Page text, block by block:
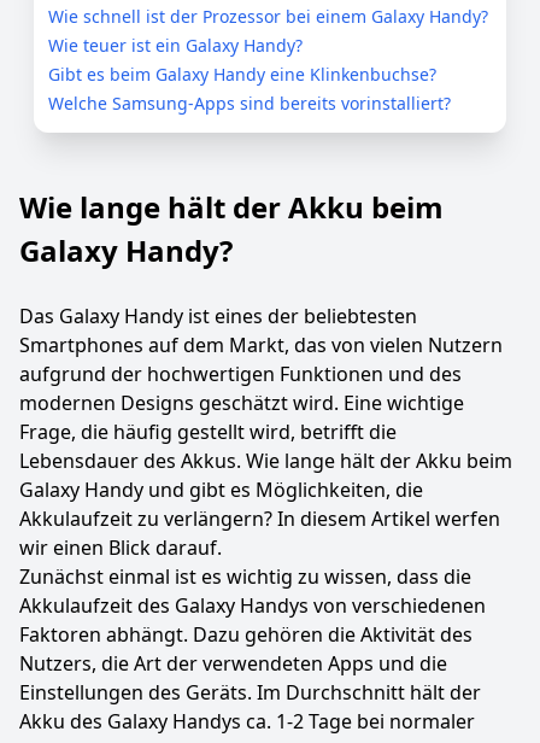
Wie schnell ist der Prozessor bei einem Galaxy Handy?
Wie teuer ist ein Galaxy Handy?
Gibt es beim Galaxy Handy eine Klinkenbuchse?
Welche Samsung-Apps sind bereits vorinstalliert?
Wie lange hält der Akku beim
Galaxy Handy?
Das Galaxy Handy ist eines der beliebtesten
Smartphones auf dem Markt, das von vielen Nutzern
aufgrund der hochwertigen Funktionen und des
modernen Designs geschätzt wird. Eine wichtige
Frage, die häufig gestellt wird, betrifft die
Lebensdauer des Akkus. Wie lange hält der Akku beim
Galaxy Handy und gibt es Möglichkeiten, die
Akkulaufzeit zu verlängern? In diesem Artikel werfen
wir einen Blick darauf.
Zunächst einmal ist es wichtig zu wissen, dass die
Akkulaufzeit des Galaxy Handys von verschiedenen
Faktoren abhängt. Dazu gehören die Aktivität des
Nutzers, die Art der verwendeten Apps und die
Einstellungen des Geräts. Im Durchschnitt hält der
Akku des Galaxy Handys ca. 1-2 Tage bei normaler